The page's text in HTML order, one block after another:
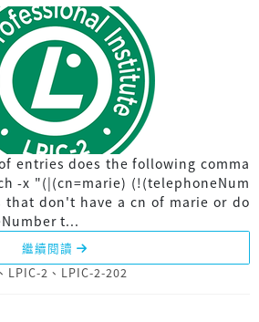
entries does the following comma
-x "(|(cn=marie) (!(telephoneNum
that don't have a cn of marie or do
t...
繼續閱讀
、 LPIC-2 、 LPIC-2-202